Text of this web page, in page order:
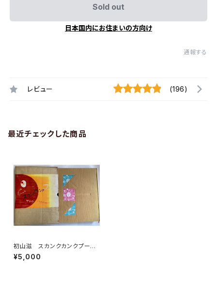
Sold out
日本国内にお住まいの方向け
通報する
レビュー (196)
最近チェックした商品
初山滋 スカンクカンクプー
サトウハチロー 1961年 全音
楽譜出版社
¥5,000